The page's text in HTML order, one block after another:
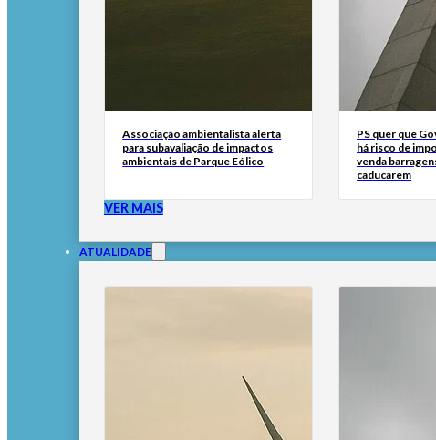
Associação ambientalista alerta
para subavaliação de impactos
ambientais de Parque Eólico
PS quer que
há risco de
venda
caducarem
VER MAIS
ATUALIDADE